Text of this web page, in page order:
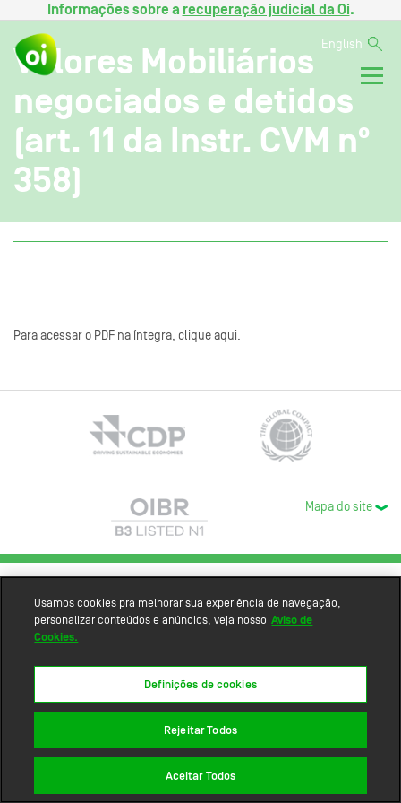
Informações sobre a recuperação judicial da Oi.
English
Valores Mobiliários
negociados e detidos
(art. 11 da Instr. CVM nº
358)
Para acessar o PDF na íntegra, clique aqui.
Mapa do site
Usamos cookies pra melhorar sua experiência de navegação,
personalizar conteúdos e anúncios, veja nosso Aviso de
Cookies.
Definições de cookies
Rejeitar Todos
Aceitar Todos